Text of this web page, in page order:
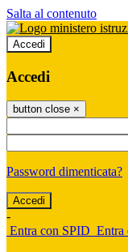
Salta al contenuto
Accedi
Accedi
button close ×
Password dimenticata?
-
Entra con SPID Entra